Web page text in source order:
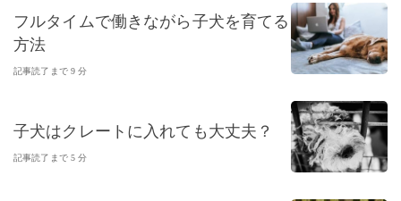
フルタイムで働きながら子犬を育てる
方法
記事読了まで 9 分
子犬はクレートに入れても大丈夫？
記事読了まで 5 分